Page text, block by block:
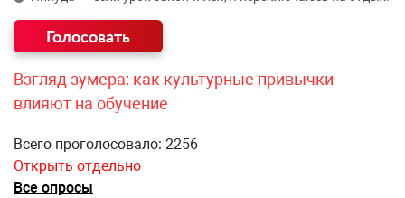
Взгляд зумера: как культурные привычки
влияют на обучение
Всего проголосовало: 2256
Открыть отдельно
Все опросы